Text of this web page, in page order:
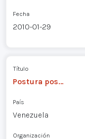
Fecha
2010-01-29
Título
Postura pos…
País
Venezuela
Organización